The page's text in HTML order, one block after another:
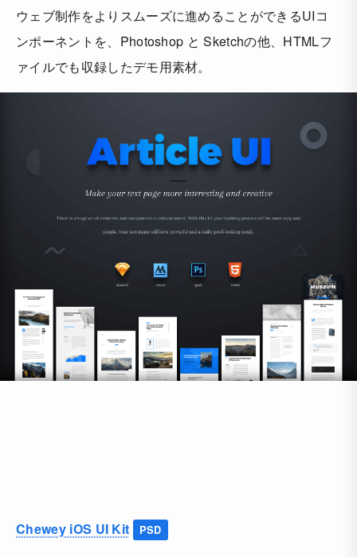
ウェブ制作をよりスムーズに進めることができるUIコ
ンポーネントを、Photoshop と Sketchの他、HTMLフ
ァイルでも収録したデモ用素材。
Chewey iOS UI Kit PSD